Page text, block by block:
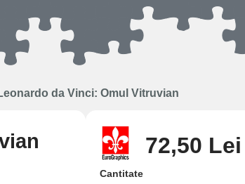
da Vinci: Omul Vitruvian
72,50 Lei
Cantitate